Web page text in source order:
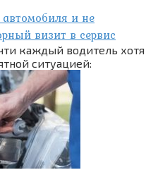
и не
визит в сервис
каждый водитель хотя
ситуацией: